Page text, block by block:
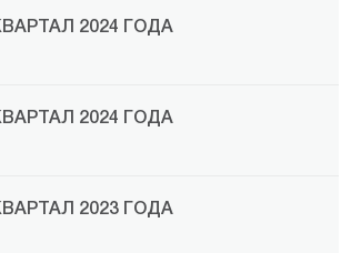
2024 ГОДА
2024 ГОДА
2023 ГОДА